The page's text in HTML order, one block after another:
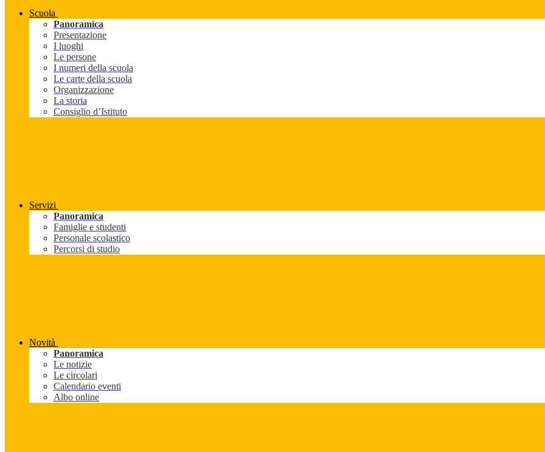
Scuola
Panoramica
Presentazione
I luoghi
Le persone
I numeri della scuola
Le carte della scuola
Organizzazione
La storia
Consiglio d’Istituto
Servizi
Panoramica
Famiglie e studenti
Personale scolastico
Percorsi di studio
Novità
Panoramica
Le notizie
Le circolari
Calendario eventi
Albo online